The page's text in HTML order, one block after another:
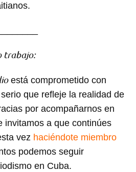
de 14ymedio.
SESIÓN CANCELAR
trabajo:
está comprometido con
que refleje la realidad de
por acompañarnos en
invitamos a que continúes
vez haciéndote miembro
podemos seguir
en Cuba.